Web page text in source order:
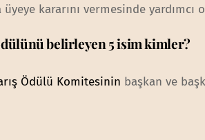
üyeye kararını vermesinde yardımcı
belirleyen 5 isim kimler?
Ödülü Komitesinin başkan ve